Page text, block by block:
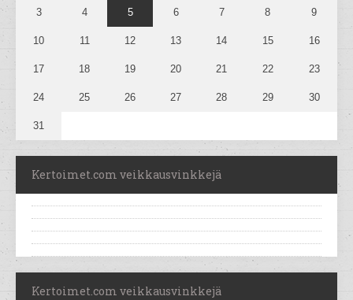
3 4 5 6 7 8 9
10 11 12 13 14 15 16
17 18 19 20 21 22 23
24 25 26 27 28 29 30
31
Kertoimet.com veikkausvinkkejä
Kertoimet.com veikkausvinkkejä